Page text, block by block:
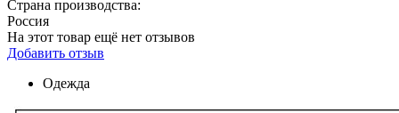
Страна производства:
Россия
На этот товар ещё нет отзывов
Добавить отзыв
Одежда